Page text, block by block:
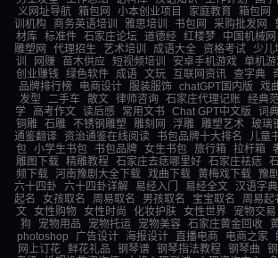
义网址导航 箱包网 小本创业项目 家庭教育 箱包网
训机构
商务英语培训 雅思培训 书包网 采购批发网
材库
标准件 石家庄论坛 道德经 红楼梦 中国机械网
雕塑网
代理招生 艺术培训 成语大全 资格考试 少儿
训
网赚 苗木供应 短视频培训 安卓手机游戏 单机
创业赚钱
绿色软件 成语 文玩 互联网资讯 查字典
品牌排行榜
电商设计 服装服饰 chatGPT国内版 戏
发型
二手车 散文 律师咨询 石家庄代理记账 经典
学 高考作文 读后感 常用文书 Chat GPT中文版 词
铜雕 石雕 不锈钢雕塑 雕刻网 浮雕 雕塑艺术 玻璃
通鉴翻译
资治通鉴在线阅读 书包品牌十大排名 儿童
包 小学生书包 书包品牌 女生书包 旅行箱 拉杆箱
雕图下载 精雕教程 石家庄去痣哪里好 石家庄祛痣
频下载
河南豫剧大全下载 戏曲下载 黄梅戏下载 豫
六十四卦
六十四卦详解 易经入门 易经全文 汉语字典
起名
女孩取名 周易取名 男孩取名 宝宝取名 周易起
文 女性购物 女性时尚 化妆护肤 女性世界 宠物交易
狗
宠物用品 宠物托运 宠物美容 石家庄黄金回收
photoshop
广告设计 海报设计 直播电商 电商之家
网上订花 鲜花礼品 钢琴谱 钢琴指法教程 钢琴曲